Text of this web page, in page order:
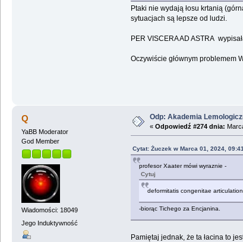
Ptaki nie wydają łosu krtanią
sytuacjach są lepsze od ludzi.
PER VISCERA AD ASTRA
Oczywiście głównym problemem
Q
YaBB Moderator
God Member
Wiadomości: 18049
Jego Induktywność
Odp: Akademia
« Odpowiedź #274 dnia:
Cytat: Żuczek w Marca 01, 2024,
profesor Xaater mówi wyraznie -
Cytuj
deformitatis congenitae
-biorąc Tichego za Encjanina.
Pamiętaj jednak, że ta łacina to